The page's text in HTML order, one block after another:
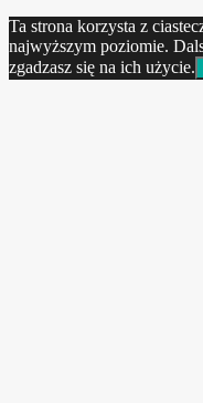
Ta strona korzysta z
najwyższym poziomie.
zgadzasz się na ich użycie.